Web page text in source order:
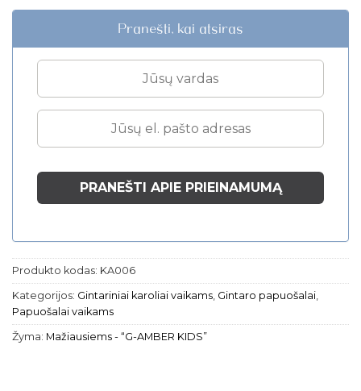
Ilgis – 32-33cm.
Tinkama 1 – 7 metų vaikams.
Prekė bus supakuota į puošnią G-AMBER
dėžutę.
*Gaminyje yra smulkių detalių. Mažamečiai vaikai gali
Pranešti, kai atsiras
Produkto kodas: KA006
Kategorijos: Gintariniai karoliai vaikams, Gintaro papuošalai,
Papuošalai vaikams
Žyma: Mažiausiems - “G-AMBER KIDS”